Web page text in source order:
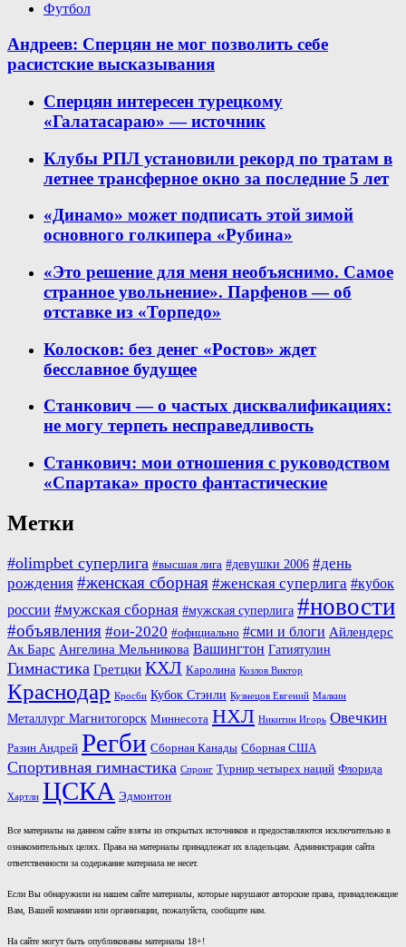
Футбол
Андреев: Сперцян не мог позволить себе
расистские высказывания
Сперцян интересен турецкому
«Галатасараю» — источник
Клубы РПЛ установили рекорд по тратам в
летнее трансферное окно за последние 5 лет
«Динамо» может подписать этой зимой
основного голкипера «Рубина»
«Это решение для меня необъяснимо. Самое
странное увольнение». Парфенов — об
отставке из «Торпедо»
Колосков: без денег «Ростов» ждет
бесславное будущее
Станкович — о частых дисквалификациях:
не могу терпеть несправедливость
Станкович: мои отношения с руководством
«Спартака» просто фантастические
Метки
#olimpbet суперлига #высшая лига #девушки 2006 #день
рождения #женская сборная #женская суперлига #кубок
россии #мужская сборная #мужская суперлига #новости
#объявления #ои-2020 #официально #сми и блоги Айлендерс
Ак Барс Ангелина Мельникова Вашингтон Гатиятулин
Гимнастика Гретцки КХЛ Каролина Козлов Виктор
Краснодар Кросби Кубок Стэнли Кузнецов Евгений Малкин
Металлург Магнитогорск Миннесота НХЛ Никитин Игорь Овечкин
Разин Андрей Регби Сборная Канады Сборная США
Спортивная гимнастика Спронг Турнир четырех наций Флорида
Хартли ЦСКА Эдмонтон
Все материалы на данном сайте взяты из открытых источников и предоставляются исключительно в
ознакомительных целях. Права на материалы принадлежат их владельцам. Администрация сайта
ответственности за содержание материала не несет.
Если Вы обнаружили на нашем сайте материалы, которые нарушают авторские права, принадлежащие
Вам, Вашей компании или организации, пожалуйста, сообщите нам.
На сайте могут быть опубликованы материалы 18+!